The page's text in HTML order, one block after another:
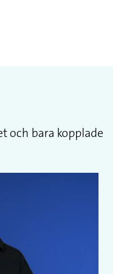
och bara kopplade